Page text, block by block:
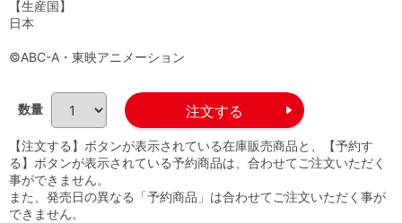
【生産国】
日本
©ABC-A・東映アニメーション
数量
【注文する】ボタンが表示されている在庫販売商品と、【予約す
る】ボタンが表示されている予約商品は、合わせてご注文いただく
事ができません。
また、発売日の異なる「予約商品」は合わせてご注文いただく事が
できません。